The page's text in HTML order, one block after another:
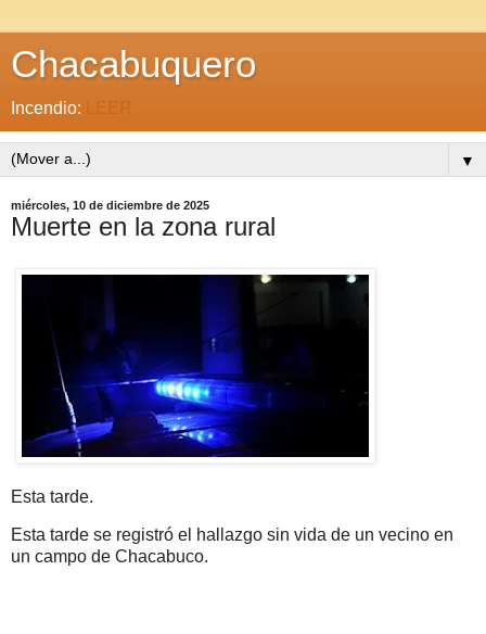
Chacabuquero
Incendio: LEER
▼
miércoles, 10 de diciembre de 2025
Muerte en la zona rural
Esta tarde.
Esta tarde se registró el hallazgo sin vida de un vecino en
un campo de Chacabuco.